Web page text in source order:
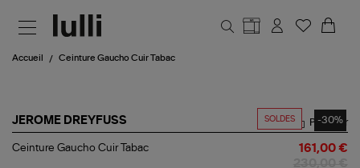
Accueil Ceinture Gaucho Cuir Tabac
SOLDES -30%
JEROME DREYFUSS
Ceinture
Partager
Ceinture Gaucho Cuir Tabac 161,00 €